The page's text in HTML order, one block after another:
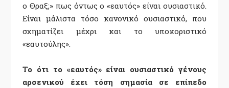
ο Θραξ;» πως όντως ο «εαυτός» είναι ουσιαστικό.
Είναι μάλιστα τόσο κανονικό ουσιαστικό, που
σχηματίζει μέχρι και το υποκοριστικό
«εαυτούλης».
Το ότι το «εαυτός» είναι ουσιαστικό γένους
αρσενικού έχει τόση σημασία σε επίπεδο